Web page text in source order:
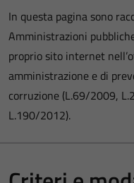
In questa pagina sono
Amministrazioni
proprio sito internet
amministrazione e di
corruzione (L.69/2009,
L.190/2012).